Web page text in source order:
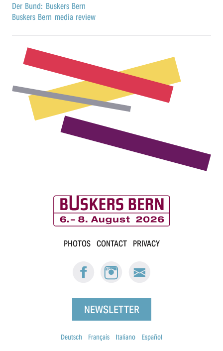
Der Bund: Buskers Bern
Buskers Bern media review
B
s
k
e
r
PHOTOS CONTACT PRIVACY
FACEBOOK:
BUSKERS
INSTAGRAM:
BUSKERS
E-
MAIL
BERN
NEWSLETTER
Deutsch Français Italiano Español